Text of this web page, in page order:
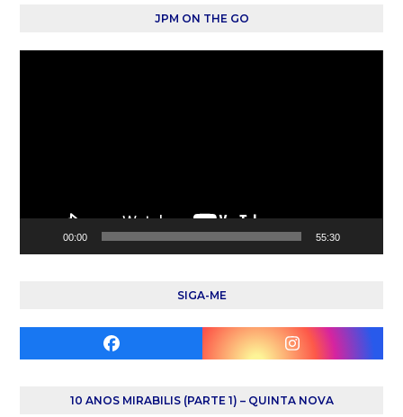
JPM ON THE GO
00:00 55:30
SIGA-ME
Facebook Instagram
10 ANOS MIRABILIS (PARTE 1) – QUINTA NOVA